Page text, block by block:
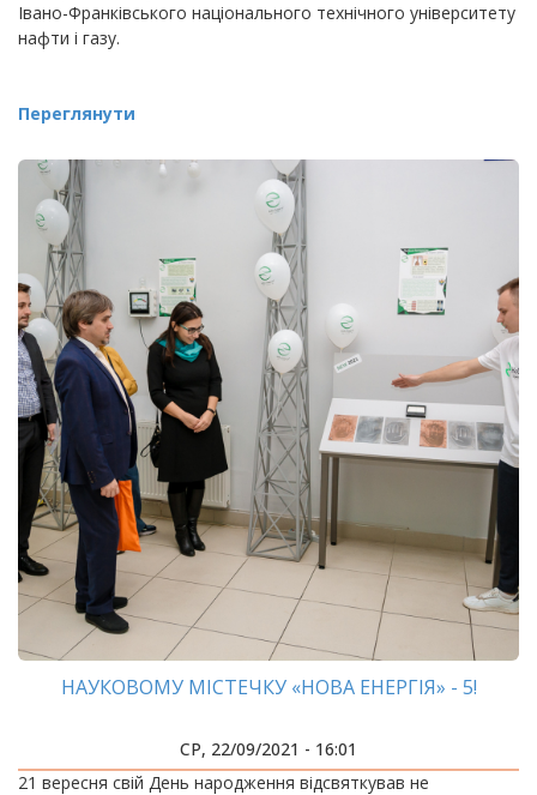
Івано-Франківського національного технічного університету
нафти і газу.
Переглянути
НАУКОВОМУ МІСТЕЧКУ «НОВА ЕНЕРГІЯ» - 5!
СР, 22/09/2021 - 16:01
21 вересня свій День народження відсвяткував не